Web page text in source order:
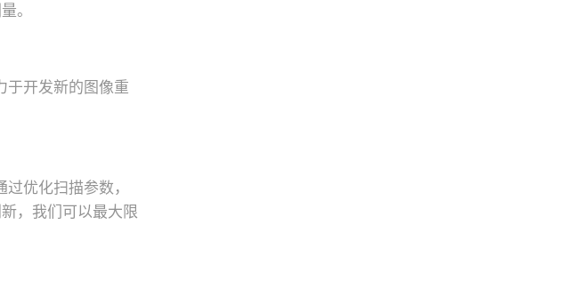
。
于开发新的图像重
优化扫描参数，
，我们可以最大限